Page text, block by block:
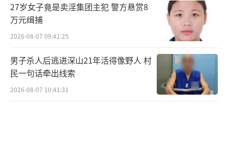
27岁女子竟是卖淫集团主犯 警方悬赏8
万元缉捕
2026-08-07 09:41:25
男子杀人后逃进深山21年活得像野人 村
民一句话牵出线索
2026-08-07 10:41:31